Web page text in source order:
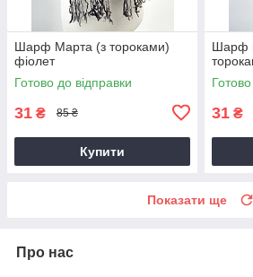
Шарф Марта (з тороками)
фіолет
Готово до відправки
31 ₴ 85 ₴
Купити
Шарф
31 ₴
Показати ще
Про нас